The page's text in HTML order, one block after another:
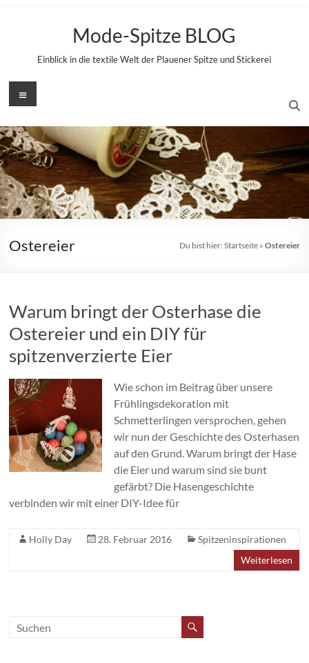
Mode-Spitze BLOG
Einblick in die textile Welt der Plauener Spitze und Stickerei
Menü
Ostereier Du bist hier: Startseite» Ostereier
Warum bringt der Osterhase die
Ostereier und ein DIY für
spitzenverzierte Eier
Wie schon im Beitrag über unsere
Frühlingsdekoration mit
Schmetterlingen versprochen, gehen
wir nun der Geschichte des Osterhasen
auf den Grund. Warum bringt der Hase
die Eier und warum sind sie bunt
gefärbt? Die Hasengeschichte
verbinden wir mit einer DIY-Idee für
Holly Day 28. Februar 2016
Spitzeninspirationen
Weiterlesen